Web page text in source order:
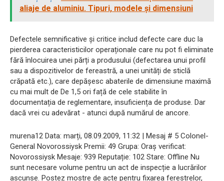
aliaje de aluminiu. Tipuri, modele și dimensiuni
Defectele semnificative și critice includ defecte care duc la
pierderea caracteristicilor operaționale care nu pot fi eliminate
fără înlocuirea unei părți a produsului (defectarea unui profil
sau a dispozitivelor de fereastră, a unei unități de sticlă
crăpată etc.), care depășesc abaterile de dimensiune maximă
cu mai mult de De 1,5 ori față de cele stabilite în
documentația de reglementare, insuficiența de produse. Dar
dacă vrei cu adevărat - atunci după numărul de ancore.
murena12 Data: marți, 08.09.2009, 11:32 | Mesaj # 5 Colonel-
General Novorossiysk Premii: 49 Grupa: Oraș verificat:
Novorossiysk Mesaje: 939 Reputație: 102 Stare: Offline Nu
sunt necesare volume pentru un act de inspecție a lucrărilor
ascunse. Postez mostre de acte pentru fixarea ferestrelor,